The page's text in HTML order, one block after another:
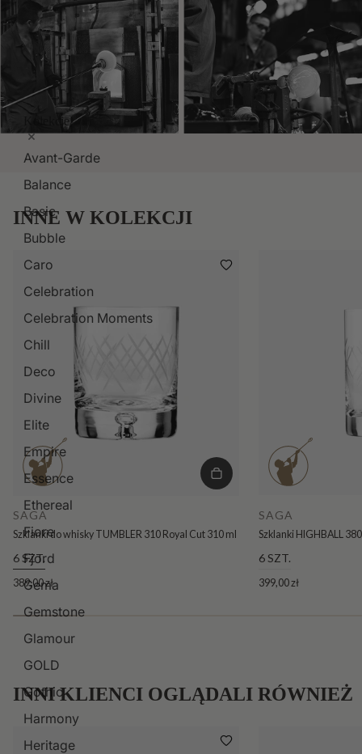
Kolekcje
Avant-Garde
Balance
Basic
Bubble
Caro
Celebration
Celebration Moments
Chill
Deco
Divine
Elite
Empire
Essence
Ethereal
Fiore
Fjord
Gema
Gemstone
Glamour
GOLD
Gothic
Harmony
Heritage
INNE W KOLEKCJI
SAGA
Szklanki do whisky TUMBLER 310 Royal Cut 310 ml
6 SZT.
389,00 zł
SAGA
Szklanki HIGHBALL
6 SZT.
399,00 zł
INNI KLIENCI OGLĄDALI RÓWNIEŻ